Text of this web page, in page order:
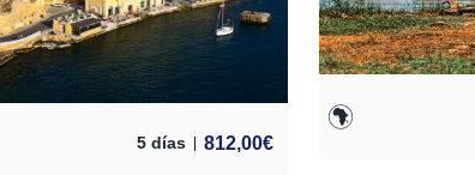
5 días 812,00€